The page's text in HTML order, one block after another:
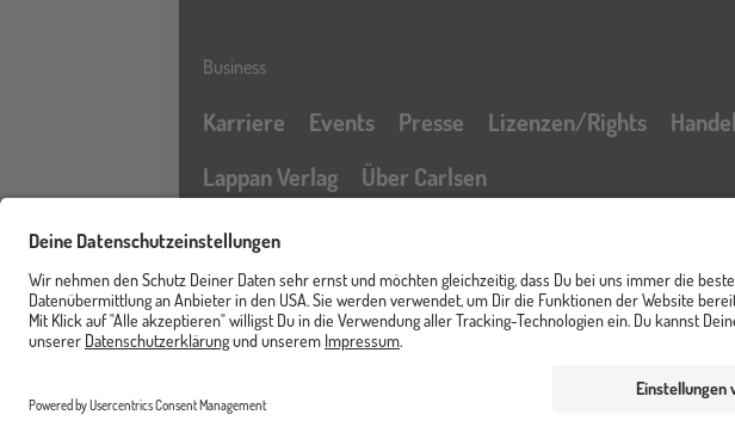
Profil
Merkzettel
Business
Karriere Events Presse Lizenzen/Rights Handel
Lappan Verlag
Über Carlsen
Newsletter FAQ & Hilfe Kontakt Impressum